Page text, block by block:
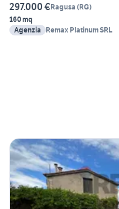
297.000 €Ragusa (RG)
160 mq
Agenzia
Remax Platinum SRL